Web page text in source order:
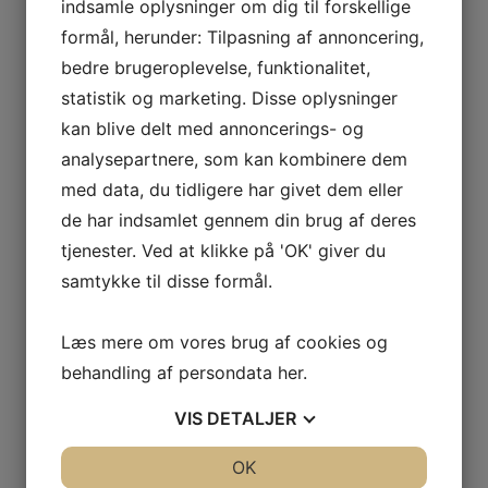
Psykisk
Angst
Andre psykiske udfordringer
Depression
Rygestop
Stress
Søvnproblemer & træthed
Udbrændthed / binyretræthed
Gavekort
Praktisk info
Kontakt
Tidsbestilling
Åbningstider
Leje af lokaler
Priser firmamassage
Priser produkter
Praktisk info
Afbudsregler
Forsikringstilskud
Konkurrenceregler
indsamle oplysninger om dig til forskellige
formål, herunder: Tilpasning af annoncering,
bedre brugeroplevelse, funktionalitet,
statistik og marketing. Disse oplysninger
kan blive delt med annoncerings- og
analysepartnere, som kan kombinere dem
med data, du tidligere har givet dem eller
de har indsamlet gennem din brug af deres
tjenester. Ved at klikke på 'OK' giver du
samtykke til disse formål.
Læs mere om vores brug af cookies og
behandling af persondata her.
VIS DETALJER
OK